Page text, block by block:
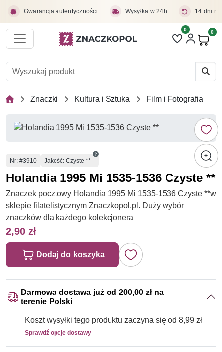
Gwarancja autentyczności Wysyłka w 24h 14 dni
Liczba pozycji
0 0
Znaczki Kultura i Sztuka Film i Fotografia
Numer
Nr: #3910 Jakość: Czyste **
Holandia 1995 Mi 1535-1536 Czyste **
Znaczek pocztowy Holandia 1995 Mi 1535-1536 Czyste **w
sklepie filatelistycznym Znaczkopol.pl. Duży wybór
znaczków dla każdego kolekcjonera
2,90 zł
Dodaj do koszyka
Darmowa dostawa już od 200,00 zł na
terenie Polski
Koszt wysyłki tego produktu zaczyna się od 8,99 zł
Sprawdź opcje dostawy